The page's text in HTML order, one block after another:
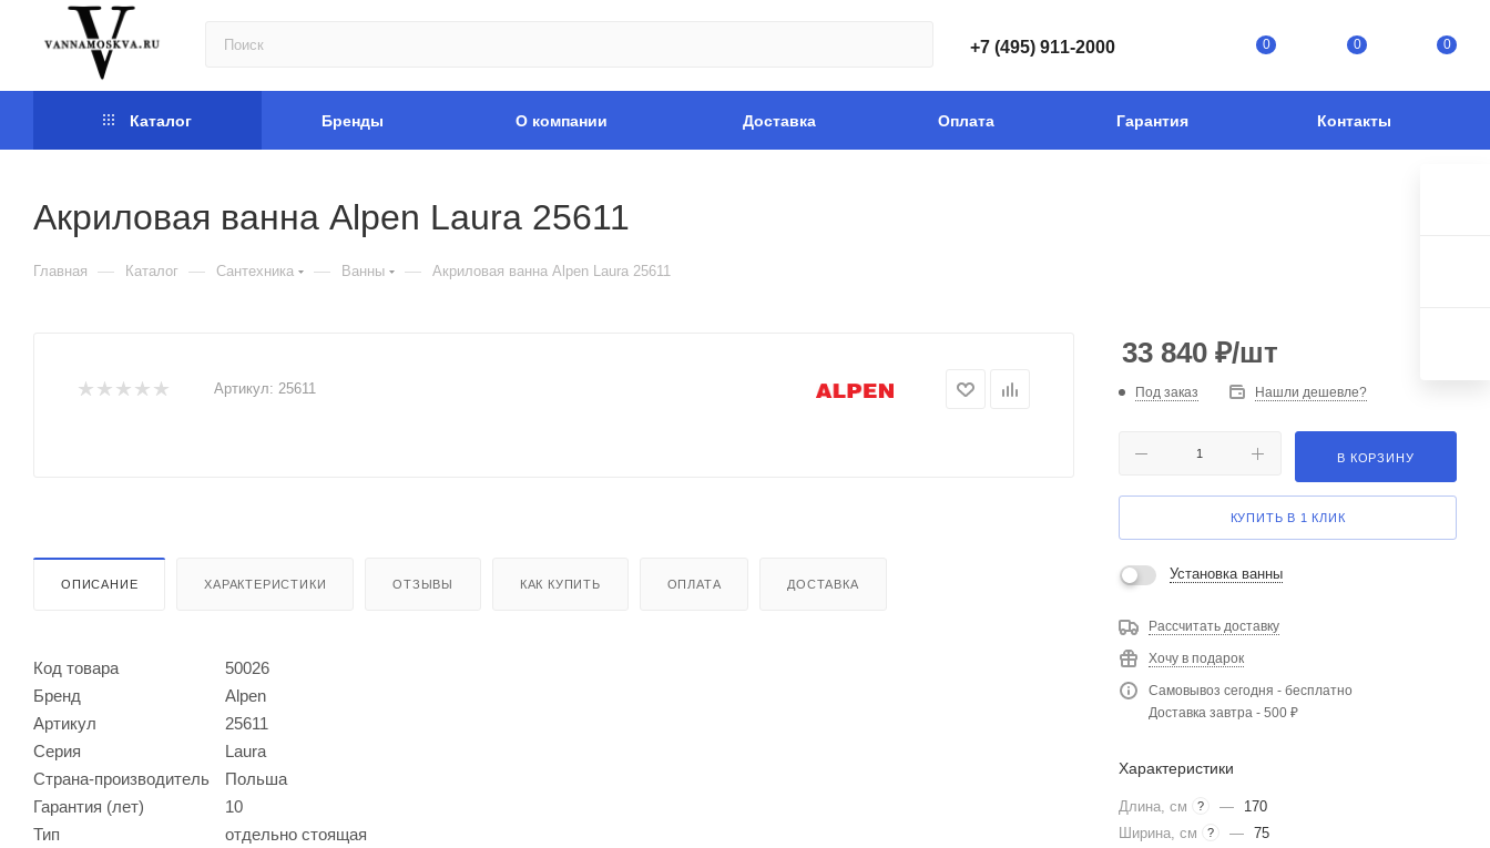
+7 (495) 911-2000 0 0 0
Каталог Бренды О компании Доставка Оплата Гарантия Контакты
Акриловая ванна Alpen Laura 25611
Главная — Каталог — Сантехника — Ванны — Акриловая ванна Alpen Laura 25611
Артикул: 25611
ОПИСАНИЕ ХАРАКТЕРИСТИКИ ОТЗЫВЫ КАК КУПИТЬ ОПЛАТА ДОСТАВКА
Код товара
50026
Бренд
Alpen
Артикул
25611
Серия
Laura
Страна-производитель
Польша
Гарантия (лет)
10
Тип
отдельно стоящая
33 840 ₽/шт
Под заказ Нашли дешевле?
В КОРЗИНУ
КУПИТЬ В 1 КЛИК
Установка ванны
Рассчитать доставку
Хочу в подарок
Самовывоз сегодня - бесплатно
Доставка завтра - 500 ₽
Характеристики
Длина, см ? —
170
Ширина, см
? — 75